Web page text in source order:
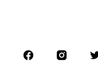
Aksesuarai